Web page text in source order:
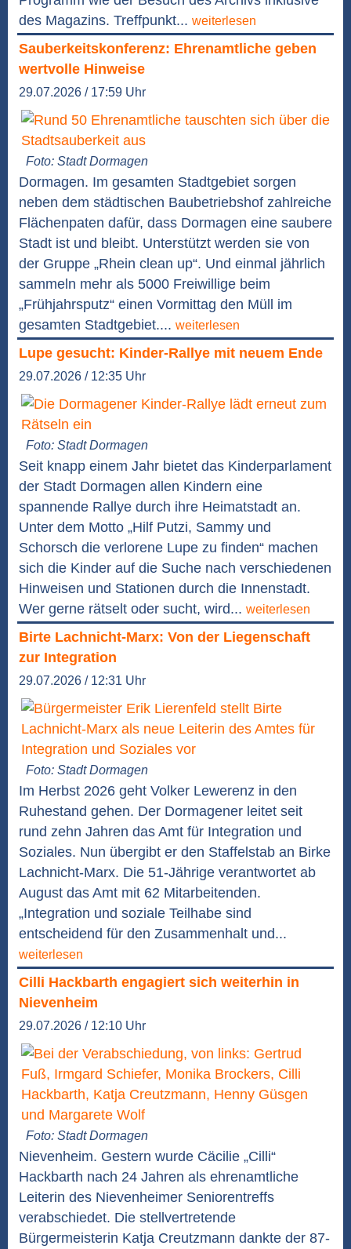
des Magazins. Treffpunkt... weiterlesen
Sauberkeitskonferenz: Ehrenamtliche geben
wertvolle Hinweise
29.07.2026 / 17:59 Uhr
Foto: Stadt Dormagen
Dormagen. Im gesamten Stadtgebiet sorgen
neben dem städtischen Baubetriebshof zahlreiche
Flächenpaten dafür, dass Dormagen eine saubere
Stadt ist und bleibt. Unterstützt werden sie von
der Gruppe „Rhein clean up“. Und einmal jährlich
sammeln mehr als 5000 Freiwillige beim
„Frühjahrsputz“ einen Vormittag den Müll im
gesamten Stadtgebiet.... weiterlesen
Lupe gesucht: Kinder-Rallye mit neuem Ende
29.07.2026 / 12:35 Uhr
Foto: Stadt Dormagen
Seit knapp einem Jahr bietet das Kinderparlament
der Stadt Dormagen allen Kindern eine
spannende Rallye durch ihre Heimatstadt an.
Unter dem Motto „Hilf Putzi, Sammy und
Schorsch die verlorene Lupe zu finden“ machen
sich die Kinder auf die Suche nach verschiedenen
Hinweisen und Stationen durch die Innenstadt.
Wer gerne rätselt oder sucht, wird... weiterlesen
Birte Lachnicht-Marx: Von der Liegenschaft
zur Integration
29.07.2026 / 12:31 Uhr
Foto: Stadt Dormagen
Im Herbst 2026 geht Volker Lewerenz in den
Ruhestand gehen. Der Dormagener leitet seit
rund zehn Jahren das Amt für Integration und
Soziales. Nun übergibt er den Staffelstab an Birke
Lachnicht-Marx. Die 51-Jährige verantwortet ab
August das Amt mit 62 Mitarbeitenden.
„Integration und soziale Teilhabe sind
entscheidend für den Zusammenhalt und...
weiterlesen
Cilli Hackbarth engagiert sich weiterhin in
Nievenheim
29.07.2026 / 12:10 Uhr
Foto: Stadt Dormagen
Nievenheim. Gestern wurde Cäcilie „Cilli“
Hackbarth nach 24 Jahren als ehrenamtliche
Leiterin des Nievenheimer Seniorentreffs
verabschiedet. Die stellvertretende
Bürgermeisterin Katja Creutzmann dankte der 87-